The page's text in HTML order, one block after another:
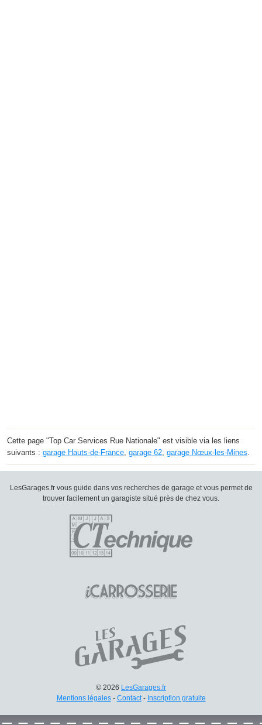
Cette page "Top Car Services Rue Nationale" est visible via les liens
suivants : garage Hauts-de-France garage 62 garage Nœux-les-Mines
LesGarages.fr vous guide dans vos recherches de garage et vous permet de
trouver facilement un garagiste situé près de chez vous.
© 2026 LesGarages.fr
Mentions légales- Contact- Inscription gratuite